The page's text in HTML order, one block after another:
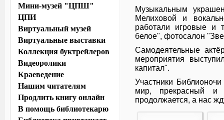
Музыкальным
Мелиховой и
работали игровые и
белое", фотосалон
Самодеятельные
мероприятия
капитал".
Участники
мир, прекрасный и
продолжается, а нас
Мини-музей "ЦПШ"
ЦПИ
Виртуальный музей
Виртуальные выставки
Коллекция буктрейлеров
Видеоролики
Краеведение
Нашим читателям
Продлить книгу онлайн
В помощь библиотекарю